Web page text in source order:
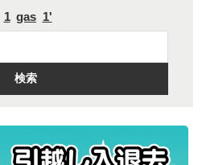
1 gas 1'
検索